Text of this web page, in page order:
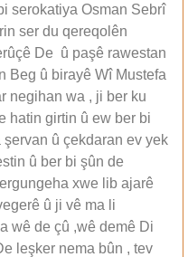
serokatiya Osman Sebrî
ser du qereqolên
De û paşê rawestan
Beg û birayê Wî Mustefa
negihan wa , ji ber ku
hatin girtin û ew ber bi
û çekdaran ev yek
û ber bi şûn de
xwe lib ajarê
û ji vê ma li
wê de çû ,wê demê Di
leşker nema bûn , tev